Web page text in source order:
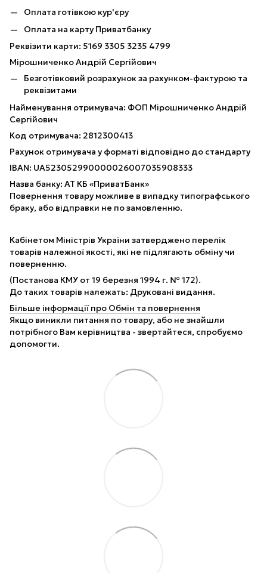
Оплата готівкою кур'єру
Оплата на карту Приватбанку
Реквізити карти: 5169 3305 3235 4799
Мірошниченко Андрій Сергійович
Безготівковий розрахунок за рахунком-фактурою та
реквізитами
Найменування отримувача: ФОП Мірошниченко Андрій
Сергійович
Код отримувача: 2812300413
Рахунок отримувача у форматі відповідно до стандарту
IBAN: UA523052990000026007035908333
Назва банку: АТ КБ «ПриватБанк»
Повернення товару можливе в випадку типографського
браку, або відправки не по замовленню.
Кабінетом Міністрів України затверджено перелік
товарів належної якості, які не підлягають обміну чи
поверненню.
(Постанова КМУ от 19 березня 1994 г. № 172).
До таких товарів належать: Друковані видання.
Більше інформації про Обмін та повернення
Якщо виникли питання по товару, або не знайшли
потрібного Вам керівництва - звертайтеся, спробуємо
допомогти.